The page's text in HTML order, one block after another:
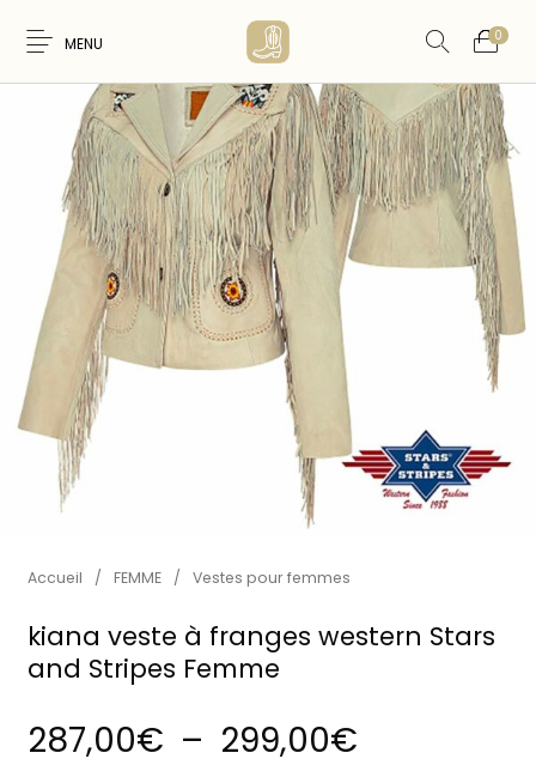
MENU 0
Nouveaux
Produits
FEMME HOMME
WESTERN &
COUNTRY
ARTISANAT
AMERINDIEN
CEINTURES CARTES CADEAUX
Accueil / FEMME / Vestes pour femmes
kiana veste à franges western Stars
and Stripes Femme
287,00€ – 299,00€Plage de